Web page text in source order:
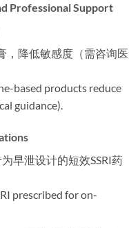
Professional Support
，降低敏感度（需咨询医
based products reduce
guidance).
为早泄设计的短效SSRI药
prescribed for on-